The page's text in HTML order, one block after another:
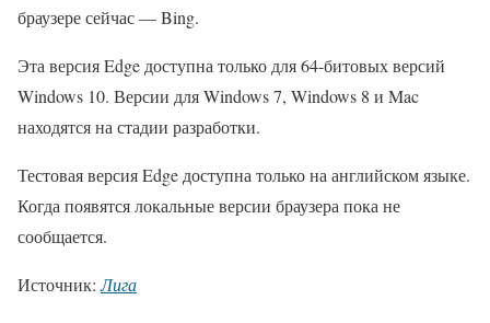
браузере сейчас — Bing.
Эта версия Edge доступна только для 64-битовых версий
Windows 10. Версии для Windows 7, Windows 8 и Mac
находятся на стадии разработки.
Тестовая версия Edge доступна только на английском языке.
Когда появятся локальные версии браузера пока не
сообщается.
Источник:Лига